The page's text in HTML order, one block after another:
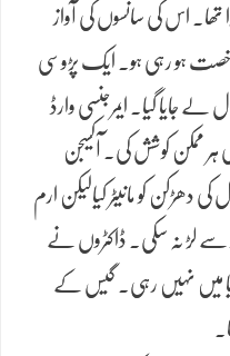
اس کی سانسوں کی آواز
رخصت ہو رہی ہو۔ ایک پڑوسی
لے جایا گیا۔ ایمرجنسی وارڈ
ممکن کوشش کی. آکسیجن
دھڑکن کو مانیٹر کیالیکن ارم
سے لڑ نہ سکی۔ ڈاکٹروں نے
میں نہیں رہی۔ گیس کے